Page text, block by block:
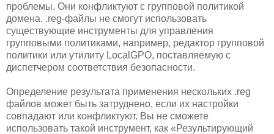
проблемы. Они конфликтуют с групповой политикой
домена. .reg-файлы не смогут использовать
существующие инструменты для управления
групповыми политиками, например, редактор групповой
политики или утилиту LocalGPO, поставляемую с
диспетчером соответствия безопасности.
Определение результата применения нескольких .reg
файлов может быть затруднено, если их настройки
совпадают или конфликтуют. Вы не сможете
использовать такой инструмент, как «Результирующий